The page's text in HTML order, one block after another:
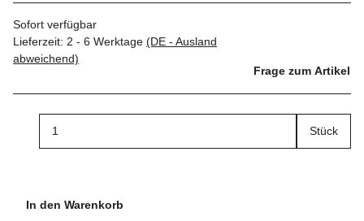
Sofort verfügbar
Lieferzeit: 2 - 6 Werktage (DE - Ausland
abweichend)
Frage zum Artikel
Stück
In den Warenkorb